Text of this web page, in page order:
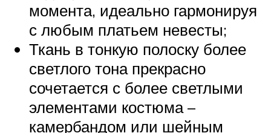
момента, идеально гармонируя
с любым платьем невесты;
Ткань в тонкую полоску более
светлого тона прекрасно
сочетается с более светлыми
элементами костюма –
камербандом или шейным